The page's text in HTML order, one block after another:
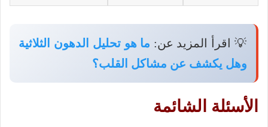
💡 اقرأ المزيد عن: ما هو تحليل الدهون الثلاثية
وهل يكشف عن مشاكل القلب؟
الأسئلة الشائمة